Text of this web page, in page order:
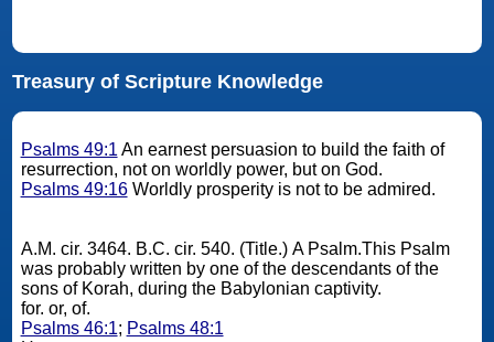
Treasury of Scripture Knowledge
Psalms 49:1 An earnest persuasion to build the faith of
resurrection, not on worldly power, but on God.
Psalms 49:16Worldly prosperity is not to be admired.
A.M. cir. 3464. B.C. cir. 540. (Title.) A Psalm.This Psalm
was probably written by one of the descendants of the
sons of Korah, during the Babylonian captivity.
for. or, of.
Psalms 46:1; Psalms 48:1